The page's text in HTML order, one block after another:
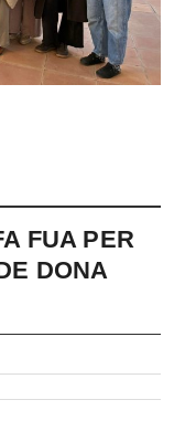
FUA PER
DONA